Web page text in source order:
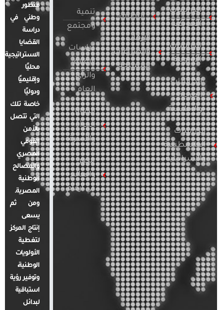
الدراسات
الأمريكية
الدراسات
الأوروبية
الدراسات
العربية
والإقليمية
الدراسات
الفلسطينية
والإسرائيلية
التطرف
الإرهاب
والصراعات
المسلحة
تنمية
ومجتمع
دراسات
الإعلام
والرأي
العام
قضايا
المرأة
والأسرة
مصر
والعالم
في أرقام
منظور
وطني في
دراسة
القضايا
الاستراتيجية
محليًا
وإقليميًا
ودوليًا
خاصة تلك
التي تتصل
بالأمن
القومي
المصري
والمصالح
الوطنية
المصرية.
ومن ثم
يسعى
إنتاج المركز
لتغطية
الأولويات
الوطنية،
وتوفير رؤية
استباقية
لبدائل